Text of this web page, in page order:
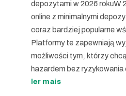
depozytami w 2026 rokuW
online z minimalnymi
coraz bardziej popularne
Platformy te zapewniają
możliwości tym, którzy
hazardem bez ryzykowania
ler mais